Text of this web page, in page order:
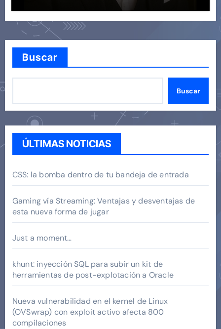
Buscar
Buscar
ÚLTIMAS NOTICIAS
CSS: la bomba dentro de tu bandeja de entrada
Gaming vía Streaming: Ventajas y desventajas de
esta nueva forma de jugar
Just a moment…
khunt: inyección SQL para subir un kit de
herramientas de post-explotación a Oracle
Nueva vulnerabilidad en el kernel de Linux
(OVSwrap) con exploit activo afecta 800
compilaciones